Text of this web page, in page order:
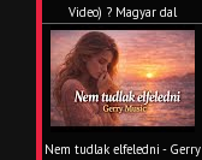
Video) ? Magyar dal
Nem tudlak elfeledni - Gerry